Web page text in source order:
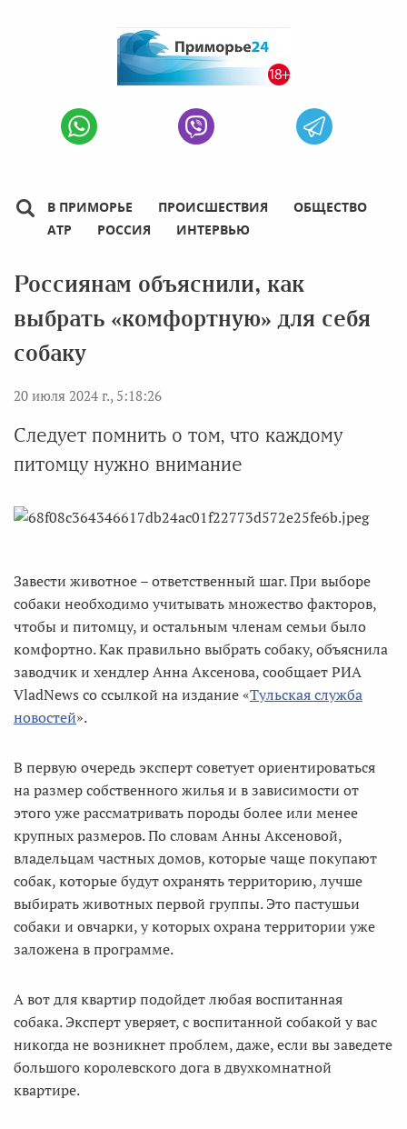
В ПРИМОРЬЕ ПРОИСШЕСТВИЯ
ОБЩЕСТВО
АТР
РОССИЯ ИНТЕРВЬЮ
Россиянам объяснили, как
выбрать «комфортную» для себя
собаку
20 июля 2024 г., 5:18:26
Следует помнить о том, что каждому
питомцу нужно внимание
Завести животное – ответственный шаг. При выборе
собаки необходимо учитывать множество факторов,
чтобы и питомцу, и остальным членам семьи было
комфортно. Как правильно выбрать собаку, объяснила
заводчик и хендлер Анна Аксенова, сообщает РИА
VladNews со ссылкой на издание «Тульская служба
новостей».
В первую очередь эксперт советует ориентироваться
на размер собственного жилья и в зависимости от
этого уже рассматривать породы более или менее
крупных размеров. По словам Анны Аксеновой,
владельцам частных домов, которые чаще покупают
собак, которые будут охранять территорию, лучше
выбирать животных первой группы. Это пастушьи
собаки и овчарки, у которых охрана территории уже
заложена в программе.
А вот для квартир подойдет любая воспитанная
собака. Эксперт уверяет, с воспитанной собакой у вас
никогда не возникнет проблем, даже, если вы заведете
большого королевского дога в двухкомнатной
квартире.